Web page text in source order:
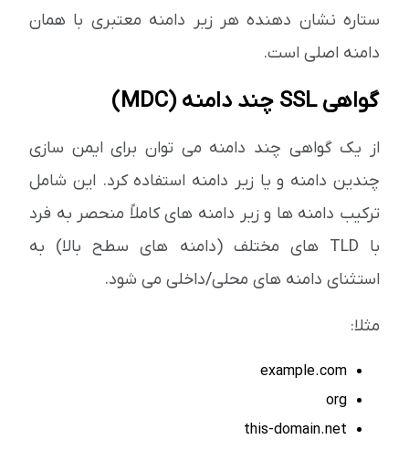
ستاره نشان دهنده هر زیر دامنه معتبری با همان
دامنه اصلی است.
گواهی SSL چند دامنه (MDC)
از یک گواهی چند دامنه می توان برای ایمن سازی
چندین دامنه و یا زیر دامنه استفاده کرد. این شامل
ترکیب دامنه ها و زیر دامنه های کاملاً منحصر به فرد
با TLD های مختلف (دامنه های سطح بالا) به
استثنای دامنه های محلی/داخلی می شود.
مثلا:
example.com
org
this-domain.net